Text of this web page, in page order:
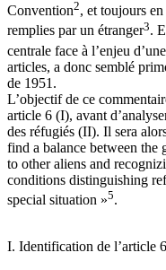
Convention2, et toujours
remplies par un étranger3.
centrale face à l’enjeu
articles, a donc semblé
de 1951.
L’objectif de ce
article 6 (I), avant
des réfugiés (II). Il sera
find a balance between the
to other aliens and
conditions distinguishing
special situation »5.
I. Identification de l’article 6